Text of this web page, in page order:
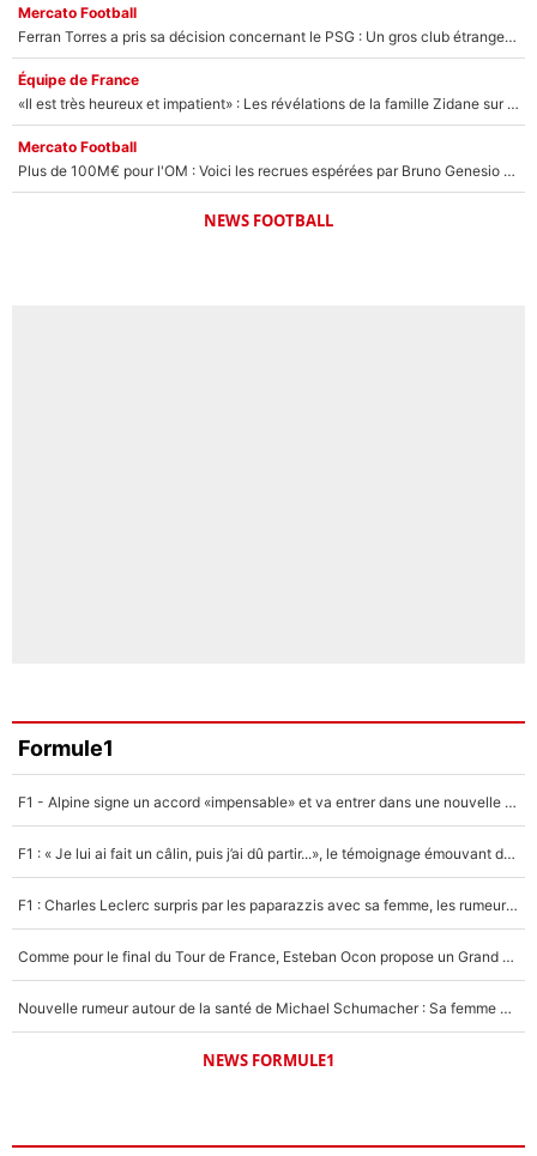
Mercato Football
Ferran Torres a pris sa décision concernant le PSG : Un gros club étranger prêt à relancer le feuilleton pour la signature du champion du monde 2026 !
Équipe de France
«Il est très heureux et impatient» : Les révélations de la famille Zidane sur sa prise de pouvoir en équipe de France !
Mercato Football
Plus de 100M€ pour l'OM : Voici les recrues espérées par Bruno Genesio et Grégory Lorenzi après l’opération dégraissage
NEWS FOOTBALL
Formule1
F1 - Alpine signe un accord «impensable» et va entrer dans une nouvelle dimension : Grande nouvelle pour Pierre Gasly !
F1 : « Je lui ai fait un câlin, puis j’ai dû partir...», le témoignage émouvant de Max Verstappen sur sa fille
F1 : Charles Leclerc surpris par les paparazzis avec sa femme, les rumeurs étaient vraies !
Comme pour le final du Tour de France, Esteban Ocon propose un Grand Prix de Formule 1 à Paris : «Autour de l’Arc de Triomphe, ce serait génial» !
Nouvelle rumeur autour de la santé de Michael Schumacher : Sa femme Corinna sort du silence
NEWS FORMULE1